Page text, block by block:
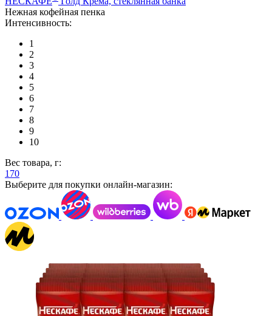
Нежная кофейная пенка
Интенсивность:
1
2
3
4
5
6
7
8
9
10
Вес товара, г:
170
Выберите для покупки онлайн-магазин: